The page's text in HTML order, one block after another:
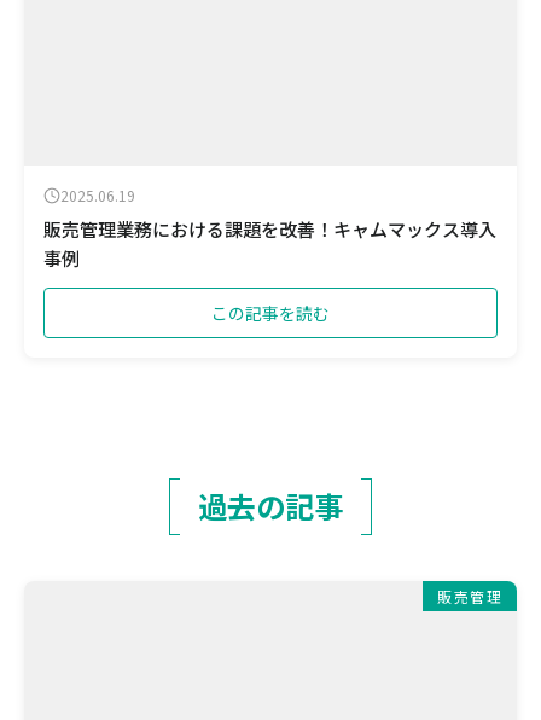
2025.06.19
販売管理業務における課題を改善！キャムマックス導入
事例
この記事を読む
過去の記事
販売管理